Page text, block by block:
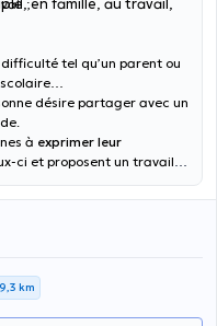
;en famille, au travail,
tel qu’un parent ou
désire partager avec un
à exprimer leur
ci et proposent un travail
km